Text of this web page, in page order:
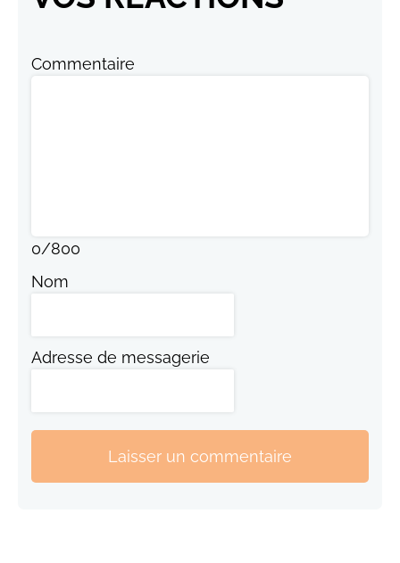
Commentaire
0/800
Nom
Adresse de messagerie
Laisser un commentaire